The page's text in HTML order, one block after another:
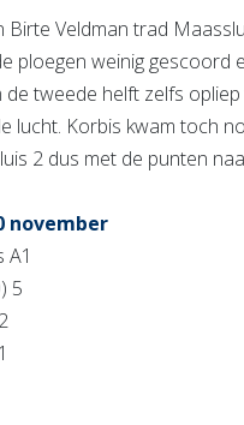
Birte Veldman trad
ploegen weinig gescoord
de tweede helft zelfs
lucht. Korbis kwam toch
2 dus met de punten
november
A1
5